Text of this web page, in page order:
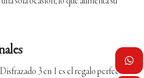
3 en 1 es el regalo perfecto
